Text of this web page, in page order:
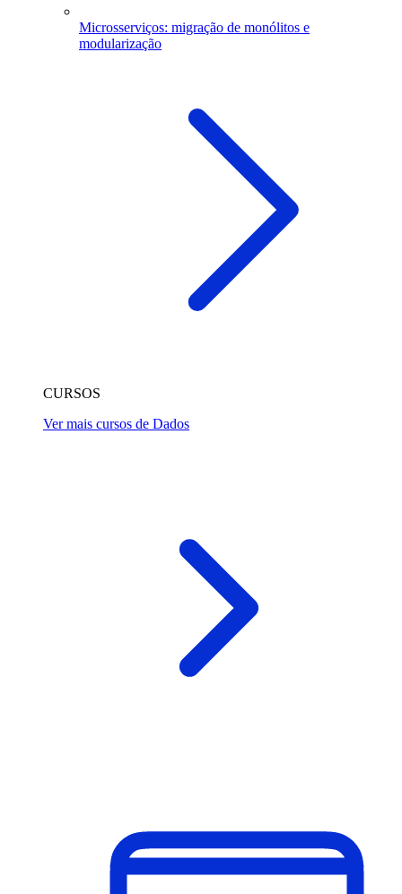
Microsserviços: migração de monólitos e
modularização
CURSOS
Ver mais cursos de Dados